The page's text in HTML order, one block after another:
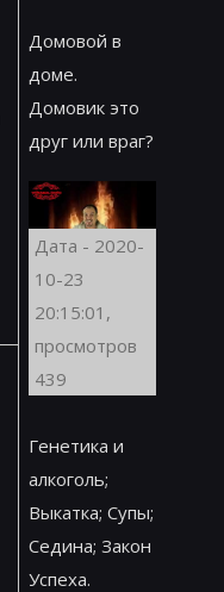
Домовой в
доме.
Домовик это
друг или враг?
Дата - 2020-
10-23
20:15:01,
просмотров
439
Генетика и
алкоголь;
Выкатка; Супы;
Седина; Закон
Успеха.